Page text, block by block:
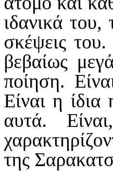
ιδανικά του,
σκέψεις
βεβαίως
ποίηση.
Είναι η
αυτά.
της